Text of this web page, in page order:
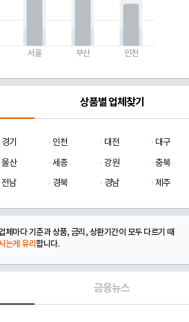
서울 부산 인천
상품별 업체찾기
경기 인천 대전
대구
울산 세종 강원
충북
전남 경북 경남 제주
체마다 기준과 상품, 금리, 상환기간이 모두 다르기 때
는게 유리합니다.
금융뉴스